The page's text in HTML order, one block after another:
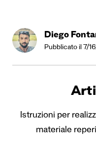
Diego
Pubblicato il 7/
Istruzioni per
materiale